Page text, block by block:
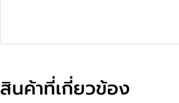
สินค้าที่เกี่ยวข้อง